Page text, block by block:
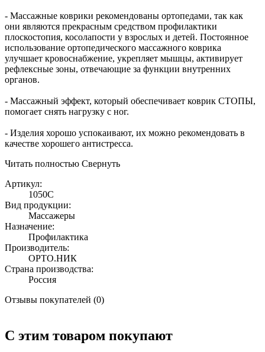
- Массажные коврики рекомендованы ортопедами, так как
они являются прекрасным средством профилактики
плоскостопия, косолапости у взрослых и детей. Постоянное
использование ортопедического массажного коврика
улучшает кровоснабжение, укрепляет мышцы, активирует
рефлексные зоны, отвечающие за функции внутренних
органов.
- Массажный эффект, который обеспечивает коврик СТОПЫ,
помогает снять нагрузку с ног.
- Изделия хорошо успокаивают, их можно рекомендовать в
качестве хорошего антистресса.
Читать полностью Свернуть
Артикул:
1050С
Вид продукции:
Массажеры
Назначение:
Профилактика
Производитель:
ОРТО.НИК
Страна производства:
Россия
Отзывы покупателей (0)
С этим товаром покупают